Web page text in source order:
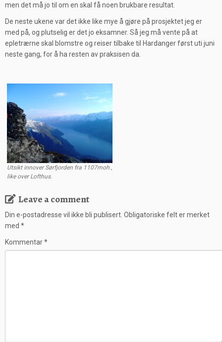
men det må jo til om en skal få noen brukbare resultat.
De neste ukene var det ikke like mye å gjøre på prosjektet jeg er
med på, og plutselig er det jo eksamner. Så jeg må vente på at
epletrærne skal blomstre og reiser tilbake til Hardanger først uti juni
neste gang, for å ha resten av praksisen da.
Utsikt innover Sørfjorden fra 1107moh.,
like over Lofthus.
Leave a comment
Din e-postadresse vil ikke bli publisert. Obligatoriske felt er merket
med *
Kommentar*